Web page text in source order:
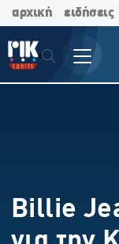
αρχική ειδήσεις
Billie